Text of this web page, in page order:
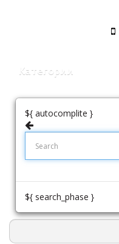
Категории
${ autocomplite }
${ search_phase }